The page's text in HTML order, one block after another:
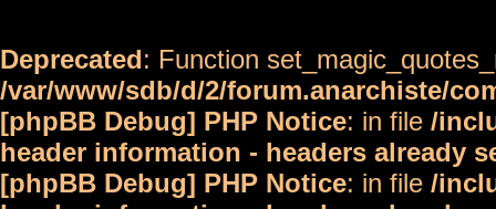
Deprecated: Function
/var/www/sdb/d/2/forum.anarchiste/
[phpBB Debug] PHP Notice: in file /
header information - headers already
[phpBB Debug] PHP Notice: in file /